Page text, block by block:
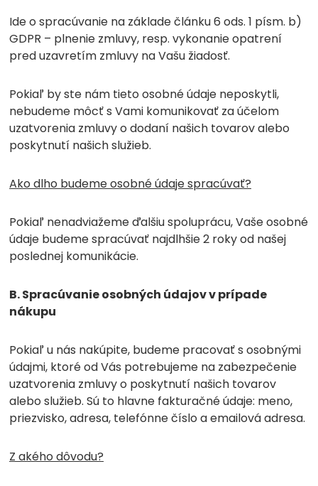
Ide o spracúvanie na základe článku 6 ods. 1 písm. b)
GDPR – plnenie zmluvy, resp. vykonanie opatrení
pred uzavretím zmluvy na Vašu žiadosť.
Pokiaľ by ste nám tieto osobné údaje neposkytli,
nebudeme môcť s Vami komunikovať za účelom
uzatvorenia zmluvy o dodaní našich tovarov alebo
poskytnutí našich služieb.
Ako dlho budeme osobné údaje spracúvať?
Pokiaľ nenadviažeme ďalšiu spoluprácu, Vaše osobné
údaje budeme spracúvať najdlhšie 2 roky od našej
poslednej komunikácie.
B. Spracúvanie osobných údajov v prípade
nákupu
Pokiaľ u nás nakúpite, budeme pracovať s osobnými
údajmi, ktoré od Vás potrebujeme na zabezpečenie
uzatvorenia zmluvy o poskytnutí našich tovarov
alebo služieb. Sú to hlavne fakturačné údaje: meno,
priezvisko, adresa, telefónne číslo a emailová adresa.
Z akého dôvodu?